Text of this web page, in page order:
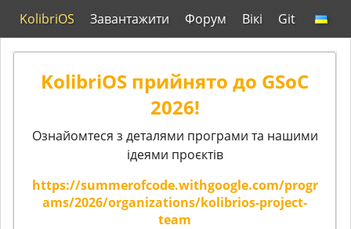
KolibriOS Завантажити Форум Вікі Git
KolibriOS прийнято до GSoC
2026!
Ознайомтеся з деталями програми та нашими
ідеями проєктів
https://summerofcode.withgoogle.com/progr
ams/2026/organizations/kolibrios-project-
team